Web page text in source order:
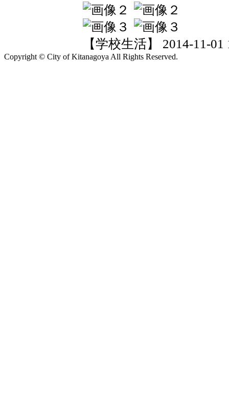
【学校生活】 2014-11-01
Copyright © City of Kitanagoya All Rights Reserved.